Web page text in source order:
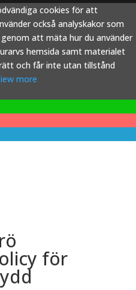
cookies för att
också analyskakor som
att mäta hur du använder
hemsida samt materialet
och får inte utan tillstånd
more
för